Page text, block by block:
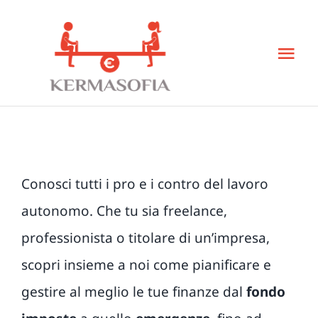
KeBudget
Corsi
Bisogni
Conosci tutti i pro e i contro del lavoro
autonomo. Che tu sia freelance,
professionista o titolare di un’impresa,
scopri insieme a noi come pianificare e
gestire al meglio le tue finanze dal fondo